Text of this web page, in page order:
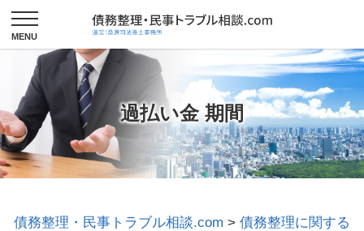
過払い金 期間
債務整理・民事トラブル相談.com > 債務整理に関する